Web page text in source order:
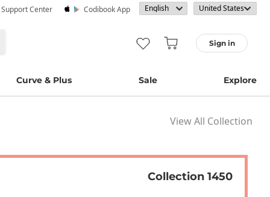
Support Center Codibook App
Sign in
Curve & Plus Sale Explore
View All Collection
Collection 1450